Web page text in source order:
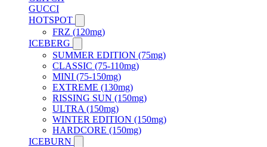
GUCCI
HOTSPOT
FRZ (120mg)
ICEBERG
SUMMER EDITION (75mg)
CLASSIC (75-110mg)
MINI (75-150mg)
EXTREME (130mg)
RISSING SUN (150mg)
ULTRA (150mg)
WINTER EDITION (150mg)
HARDCORE (150mg)
ICEBURN